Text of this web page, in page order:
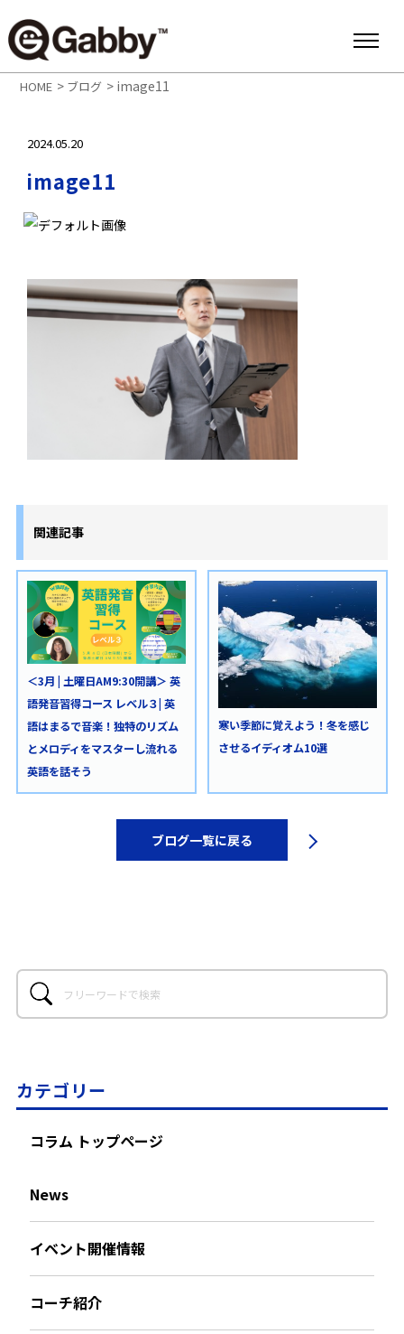
HOME > ブログ > image11
2024.05.20
image11
関連記事
＜3月 | 土曜日AM9:30開講＞ 英
語発音習得コース レベル３| 英
語はまるで音楽！独特のリズム
とメロディをマスターし流れる
英語を話そう
寒い季節に覚えよう！冬を感じ
させるイディオム10選
ブログ一覧に戻る
カテゴリー
コラム トップページ
News
イベント開催情報
コーチ紹介